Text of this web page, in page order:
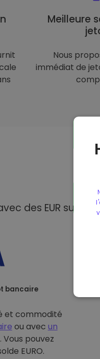
Meilleure
Nous
immédiat de
des EUR sur
bancaire
et commodité
ou avec un
. Vous pouvez
EURO.